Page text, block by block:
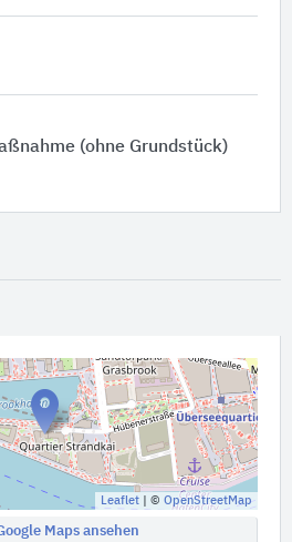
(ohne Grundstück)
Leaflet | © OpenStreetMap
Maps ansehen